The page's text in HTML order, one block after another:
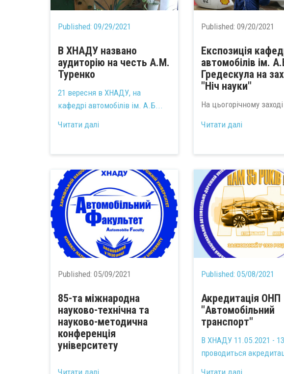
Published: 09/29/2021
В ХНАДУ названо
аудиторію на честь А.М.
Туренко
21 вересня в ХНАДУ, на
кафедрі автомобілів ім. А.Б...
Читати далі
Published:09/20/2021
Експозиція
автомобілів ім.
Гредескула на
"Ніч науки"
На цьогорічному
Читати далі
Published: 05/09/2021
85-та міжнародна
науково-технічна та
науково-методична
конференція
університету
Читати далі
Published:05/08/2021
Акредитація ОНП
"Автомобільний
транспорт"
В ХНАДУ 11.05.2021 -
проводиться
Читати далі